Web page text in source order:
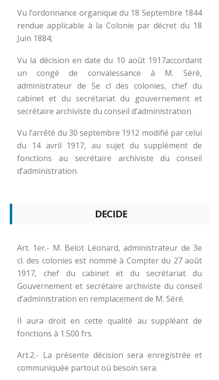
Vu l’ordonnance organique du 18 Septembre 1844
rendue applicable à la Colonie par décret du 18
Juin 1884;
Vu la décision en date du 10 août 1917accordant
un congé de convalessance à M. Séré,
administrateur de 5e cl des colonies, chef du
cabinet et du secrétariat du gouvernement et
secrétaire archiviste du conseil d’administration.
Vu l’arrêté du 30 septembre 1912 modifié par celui
du 14 avril 1917, au sujet du supplément de
fonctions au secrétaire archiviste du conseil
d’administration.
DECIDE
Art. 1er.- M. Belot Léonard, administrateur de 3e
cl. des colonies est nommé à Compter du 27 août
1917, chef du cabinet et du secrétariat du
Gouvernement et secrétaire archiviste du conseil
d’administration en remplacement de M. Séré.
Il aura droit en cette qualité au suppléant de
fonctions à 1.500 frs.
Art.2.- La présente décision sera enregistrée et
communiquée partout où besoin sera.